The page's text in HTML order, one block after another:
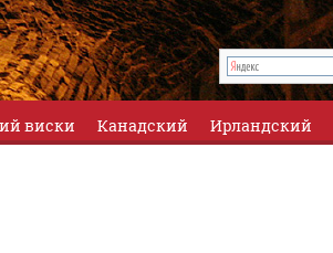
виски Канадский Ирландский